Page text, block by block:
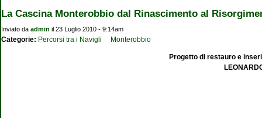
La Cascina Monterobbio dal Rinascimento al
Inviato da admin il 23 Luglio 2010 - 9:14am
Categorie: Percorsi tra i Navigli Monterobbio
Progetto di restauro e